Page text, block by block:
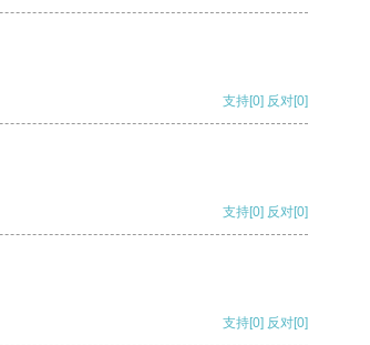
支持[0] 反对[0]
支持[0] 反对[0]
支持[0] 反对[0]